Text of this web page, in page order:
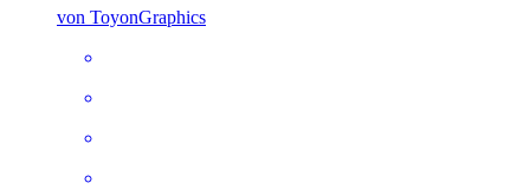
von ToyonGraphics